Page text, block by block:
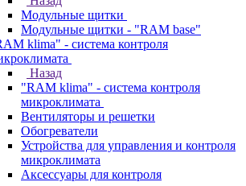
Модульные щитки
Модульные щитки - "RAM base"
klima" - система контроля
Назад
"RAM klima" - система контроля
микроклимата
Вентиляторы и решетки
Обогреватели
Устройства для управления и контроля
микроклимата
Аксессуары для контроля